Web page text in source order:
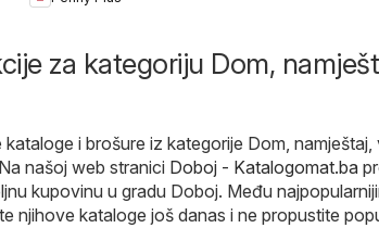
za kategoriju Dom,
i brošure iz kategorije Dom,
našoj web stranici Doboj - Katalogomat.ba
kupovinu u gradu Doboj. Među
njihove kataloge još danas i ne propustite